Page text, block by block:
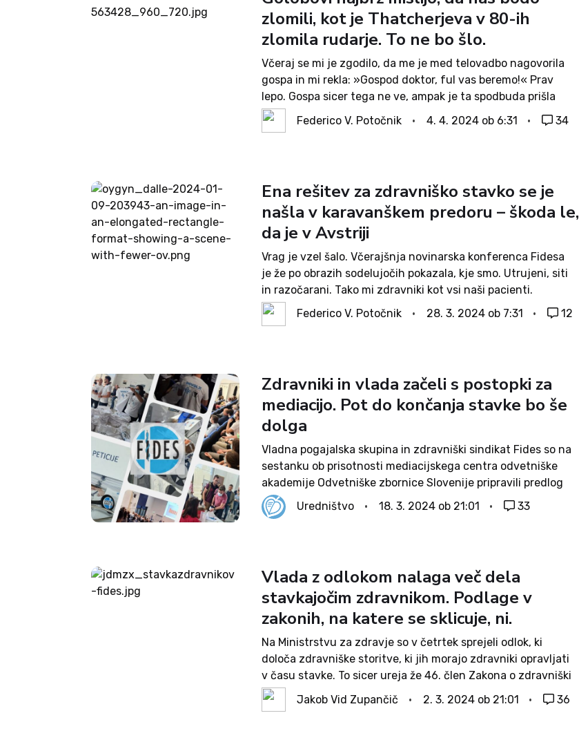
zlomili, kot je Thatcherjeva v 80-ih
zlomila rudarje. To ne bo šlo.
Včeraj se mi je zgodilo, da me je med telovadbo nagovorila
gospa in mi rekla: »Gospod doktor, ful vas beremo!« Prav
lepo. Gospa sicer tega ne ve, ampak je ta spodbuda prišla
ravno v pravem času, ko razmišljam o trudu,...
Federico V. Potočnik 4. 4. 2024 ob 6:31 34
Ena rešitev za zdravniško stavko se je
našla v karavanškem predoru – škoda le,
da je v Avstriji
Vrag je vzel šalo. Včerajšnja novinarska konferenca Fidesa
je že po obrazih sodelujočih pokazala, kje smo. Utrujeni, siti
in razočarani. Tako mi zdravniki kot vsi naši pacienti.
Zdravniška stavka traja že 100 dni. To je sto dni
odpovedanih terminov, sto...
Federico V. Potočnik 28. 3. 2024 ob 7:31 12
Zdravniki in vlada začeli s postopki za
mediacijo. Pot do končanja stavke bo še
dolga
Vladna pogajalska skupina in zdravniški sindikat Fides so na
sestanku ob prisotnosti mediacijskega centra odvetniške
akademije Odvetniške zbornice Slovenije pripravili predlog
dogovora o mediaciji. Obe strani morata najprej izhodišča
preveriti na svojih organih. Če bo dogovor sklenjen, se bo
Uredništvo 18. 3. 2024 ob 21:01 33
Vlada z odlokom nalaga več dela
stavkajočim zdravnikom. Podlage v
zakonih, na katere se sklicuje, ni.
Na Ministrstvu za zdravje so v četrtek sprejeli odlok, ki
določa zdravniške storitve, ki jih morajo zdravniki opravljati
v času stavke. To sicer ureja že 46. člen Zakona o zdravniški
službi, storitve v odloku pa se od navedenih v zakonu...
Jakob Vid Zupančič 2. 3. 2024 ob 21:01 36